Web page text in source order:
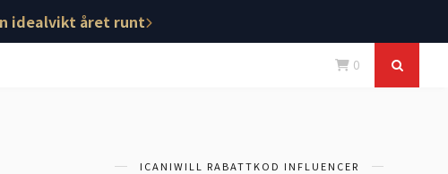
idealvikt året runt
0
ICANIWILL RABATTKOD INFLUENCER